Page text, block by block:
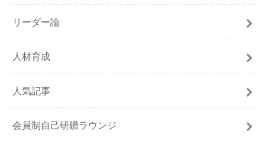
リーダー論
人材育成
人気記事
会員制自己研鑽ラウンジ